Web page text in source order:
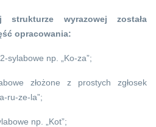
strukturze wyrazowej została
opracowania:
sylabowe np. „Ko-za”;
złożone z prostych zgłosek
ru-ze-la”;
np. „Kot”;